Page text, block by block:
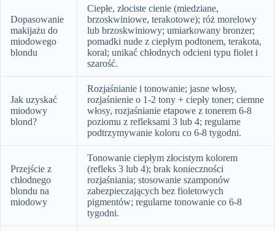
Dopasowanie
makijażu do
miodowego
blondu
Ciepłe, złociste cienie (miedziane,
brzoskwiniowe, terakotowe); róż morelowy
lub brzoskwiniowy; umiarkowany bronzer;
pomadki nude z ciepłym podtonem, terakota,
koral; unikać chłodnych odcieni typu fiolet i
szarość.
Jak uzyskać
miodowy
blond?
Rozjaśnianie i tonowanie; jasne włosy,
rozjaśnienie o 1-2 tony + ciepły toner; ciemne
włosy, rozjaśnianie etapowe z tonerem 6-8
poziomu z refleksami 3 lub 4; regularne
podtrzymywanie koloru co 6-8 tygodni.
Przejście z
chłodnego
blondu na
miodowy
Tonowanie ciepłym złocistym kolorem
(refleks 3 lub 4); brak konieczności
rozjaśniania; stosowanie szamponów
zabezpieczających bez fioletowych
pigmentów; regularne tonowanie co 6-8
tygodni.